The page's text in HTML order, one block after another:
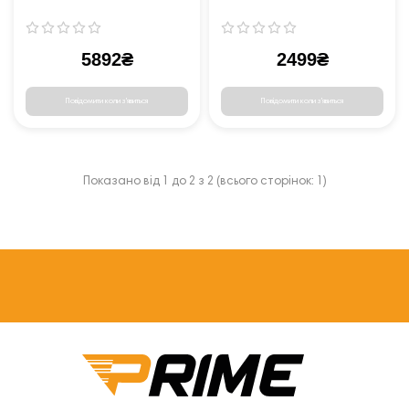
5892₴
Повідомити коли з'явиться
2499₴
Повідомити коли з'явиться
Показано від 1 до 2 з 2 (всього сторінок: 1)